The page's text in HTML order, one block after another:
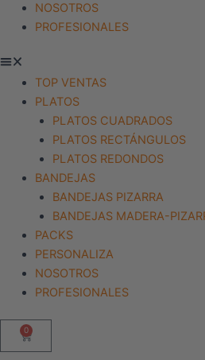
NOSOTROS
PROFESIONALES
TOP VENTAS
PLATOS
PLATOS CUADRADOS
PLATOS RECTÁNGULOS
PLATOS REDONDOS
BANDEJAS
BANDEJAS PIZARRA
BANDEJAS MADERA-
PACKS
PERSONALIZA
NOSOTROS
PROFESIONALES
0
Cart